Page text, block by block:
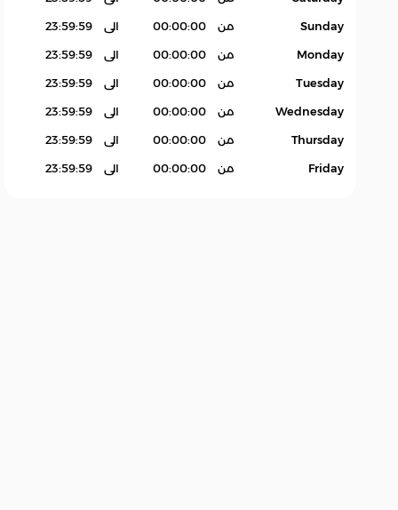
Sunday من 00:00:00 الى 23:59:59
Monday من 00:00:00 الى 23:59:59
Tuesday من 00:00:00 الى 23:59:59
Wednesday من 00:00:00 الى 23:59:59
Thursday من 00:00:00 الى 23:59:59
Friday من 00:00:00 الى 23:59:59